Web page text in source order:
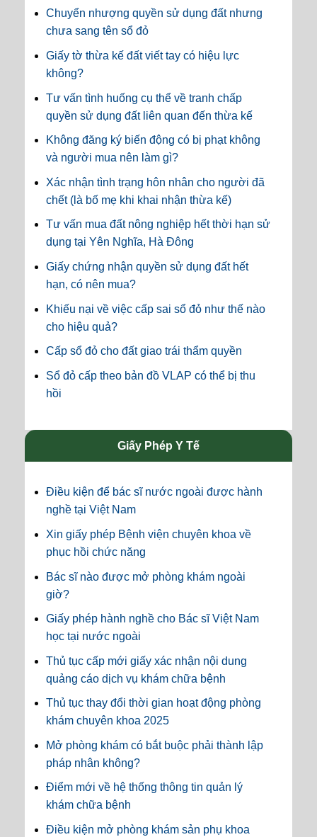
Chuyển nhượng quyền sử dụng đất nhưng
chưa sang tên sổ đỏ
Giấy tờ thừa kế đất viết tay có hiệu lực
không?
Tư vấn tình huống cụ thể về tranh chấp
quyền sử dụng đất liên quan đến thừa kế
Không đăng ký biến động có bị phạt không
và người mua nên làm gì?
Xác nhận tình trạng hôn nhân cho người đã
chết (là bố mẹ khi khai nhận thừa kế)
Tư vấn mua đất nông nghiệp hết thời hạn sử
dụng tại Yên Nghĩa, Hà Đông
Giấy chứng nhận quyền sử dụng đất hết
hạn, có nên mua?
Khiếu nại về việc cấp sai sổ đỏ như thế nào
cho hiệu quả?
Cấp sổ đỏ cho đất giao trái thẩm quyền
Sổ đỏ cấp theo bản đồ VLAP có thể bị thu
hồi
Giấy Phép Y Tế
Điều kiện để bác sĩ nước ngoài được hành
nghề tại Việt Nam
Xin giấy phép Bệnh viện chuyên khoa về
phục hồi chức năng
Bác sĩ nào được mở phòng khám ngoài
giờ?
Giấy phép hành nghề cho Bác sĩ Việt Nam
học tại nước ngoài
Thủ tục cấp mới giấy xác nhận nội dung
quảng cáo dịch vụ khám chữa bệnh
Thủ tục thay đổi thời gian hoạt động phòng
khám chuyên khoa 2025
Mở phòng khám có bắt buộc phải thành lập
pháp nhân không?
Điểm mới về hệ thống thông tin quản lý
khám chữa bệnh
Điều kiện mở phòng khám sản phụ khoa